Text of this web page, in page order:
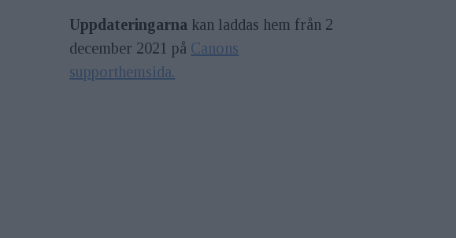
Uppdateringarna kan laddas hem från 2
december 2021 på Canons
supporthemsida.